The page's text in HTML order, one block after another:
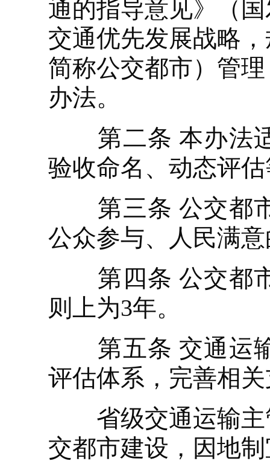
通的指导意见》（
交通优先发展战略
简称公交都市）管
办法。
第二条 本办法适
验收命名、动态评
第三条 公交都市
公众参与、人民满
第四条 公交都市
则上为3年。
第五条 交通运输
评估体系，完善相
省级交通运输主
交都市建设，因地